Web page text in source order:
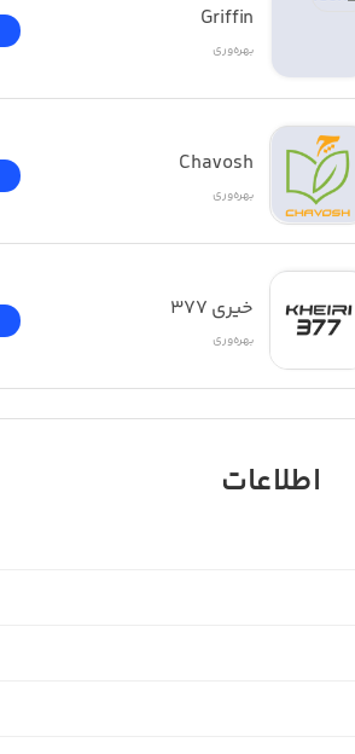
Griffin
بهره‌وری
Chavosh
بهره‌وری
خیری ۳۷۷
بهره‌وری
اطلاعات